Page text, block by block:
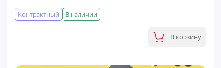
В наличии
Контрактный
В корзину